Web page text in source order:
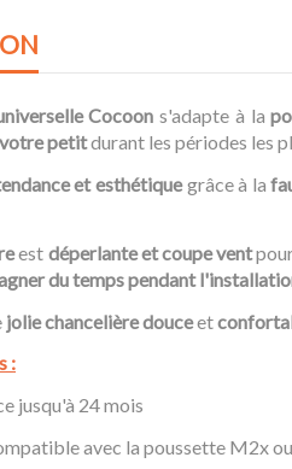
Cocoon s'adapte à la
petitdurant les périodes les
et esthétiquegrâce à la
est déperlante et coupe vent
du temps pendant
jolie chancelière douceet
:
jusqu'à 24 mois
avec la poussette M2x